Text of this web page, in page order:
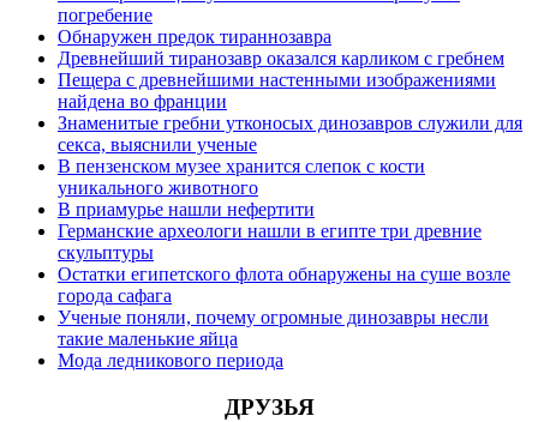
погребение
Обнаружен предок тираннозавра
Древнейший тиранозавр оказался карликом с гребнем
Пещера с древнейшими настенными изображениями
найдена во франции
Знаменитые гребни утконосых динозавров служили для
секса, выяснили ученые
В пензенском музее хранится слепок с кости
уникального животного
В приамурье нашли нефертити
Германские археологи нашли в египте три древние
скульптуры
Остатки египетского флота обнаружены на суше возле
города сафага
Ученые поняли, почему огромные динозавры несли
такие маленькие яйца
Мода ледникового периода
ДРУЗЬЯ